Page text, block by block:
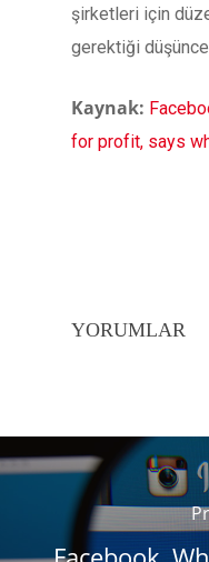
şirketleri için
gerektiği
Kaynak:
for profit, says
YORUMLAR